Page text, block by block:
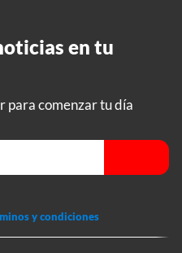
en tu
para comenzar tu día
y condiciones